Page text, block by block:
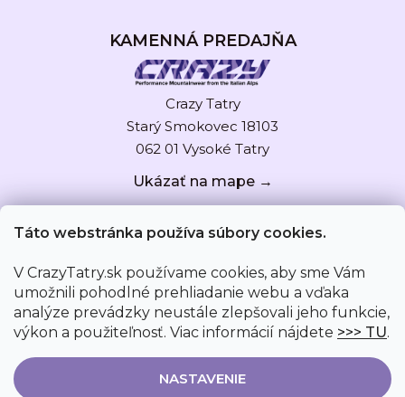
Táto webstránka používa súbory cookies.
V CrazyTatry.sk používame cookies, aby sme Vám
umožnili pohodlné prehliadanie webu a vďaka
analýze prevádzky neustále zlepšovali jeho funkcie,
výkon a použiteľnosť. Viac informácií nájdete >>> TU.
NASTAVENIE
KAMENNÁ PREDAJŇA
Crazy Tatry
Starý Smokovec 18103
062 01 Vysoké Tatry
Ukázať na mape →